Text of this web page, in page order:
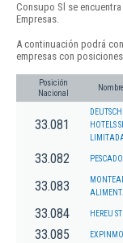
Consupo Sl se
Empresas.
A continuación podrá
empresas con
Posición
Nacional
33.081
HOTELS
33.082
33.083
33.084 HEREU
33.085